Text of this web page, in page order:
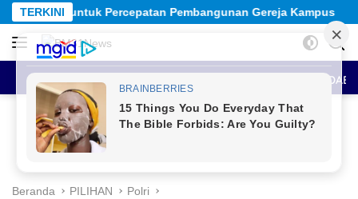
Langsung
ke
konten
TERKINI
Pembangunan Gereja Kampus Lolos AKMIL dan
HOME BERITA UTAMA ANTAR
Beranda PILIHAN Polri